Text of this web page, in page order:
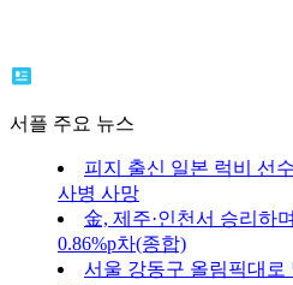
서플 주요 뉴스
피지 출신 일본 럭비 선
사병 사망
金, 제주·인천서 승리하
0.86%p차(종합)
서울 강동구 올림픽대